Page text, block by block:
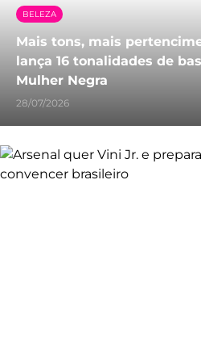
BELEZA
Mais tons, mais
lança 16 tonalidades de
Mulher Negra
28/07/2026